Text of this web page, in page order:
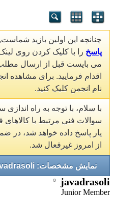
چنانچه این اولین بازید شماست,
پاسخ را با کلیک کردن روی
می بایست قبل از ارسال
اقدام فرمایید. برای مشاهده
نام انجمن کلیک کنید.
با سلام، با توجه به راه اندازی
سوالات فنی مرتبط با
یار پاسخ داده خواهد شد، در
از امروز غیرفعال شد.
نمایش مشخصات: javadrasoli
javadrasoli
Junior Member